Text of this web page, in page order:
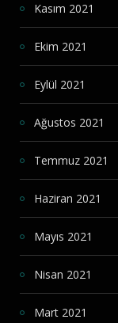
Kasım 2021
Ekim 2021
Eylül 2021
Ağustos 2021
Temmuz 2021
Haziran 2021
Mayıs 2021
Nisan 2021
Mart 2021